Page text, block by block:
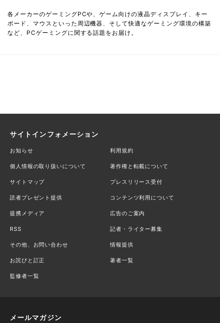
各メーカーのゲーミングPCや、ゲーム向けの液晶ディスプレイ、キー
ボード、マウスといった周辺機器、そして快適なゲーミング環境の構築
など、PCゲーミングに関する話題をお届け。
サイトインフォメーション
お知らせ 利用規約
個人情報の取り扱いについて 著作権と転載について
サイトマップ プレスリリース受付
読者プレゼント提供 コンテンツ利用について
提携メディア 広告のご案内
RSS 記者・ライター募集
その他、お問い合わせ 情報提供
お詫びと訂正 著者一覧
監修者一覧
メールマガジン